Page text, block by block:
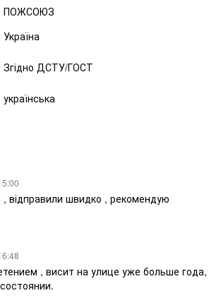
ПОЖСОЮЗ
Україна
Згідно ДСТУ/ГОСТ
українська
, відправили швидко , рекомендую
, висит на улице уже больше года,